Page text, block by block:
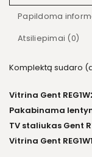
Papildoma
Atsiliepimai (0)
Komplektą sudaro
Vitrina Gent
Pakabinama
TV staliukas Gent
Vitrina Gent